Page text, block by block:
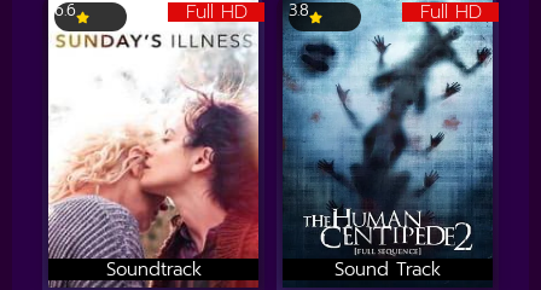
Full HD
Soundtrack
6.6 Full HD
Sound Track
3.8